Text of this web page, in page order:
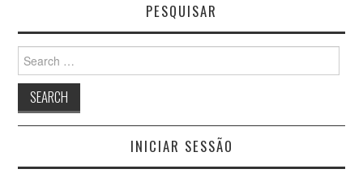
PESQUISAR
Search
for:
INICIAR SESSÃO